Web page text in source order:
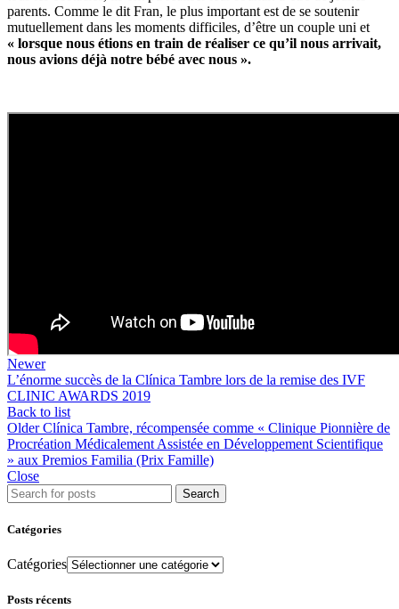
parents. Comme le dit Fran, le plus important est de se soutenir
mutuellement dans les moments difficiles, d’être un couple uni et
« lorsque nous étions en train de réaliser ce qu’il nous arrivait,
nous avions déjà notre bébé avec nous ».
Newer
L’énorme succès de la Clínica Tambre lors de la remise des IVF
CLINIC AWARDS 2019
Back to list
Older Clínica Tambre, récompensée comme « Clinique Pionnière de
Procréation Médicalement Assistée en Développement Scientifique
» aux Premios Familia (Prix Famille)
Close
Search
Catégories
Catégories
Posts récents